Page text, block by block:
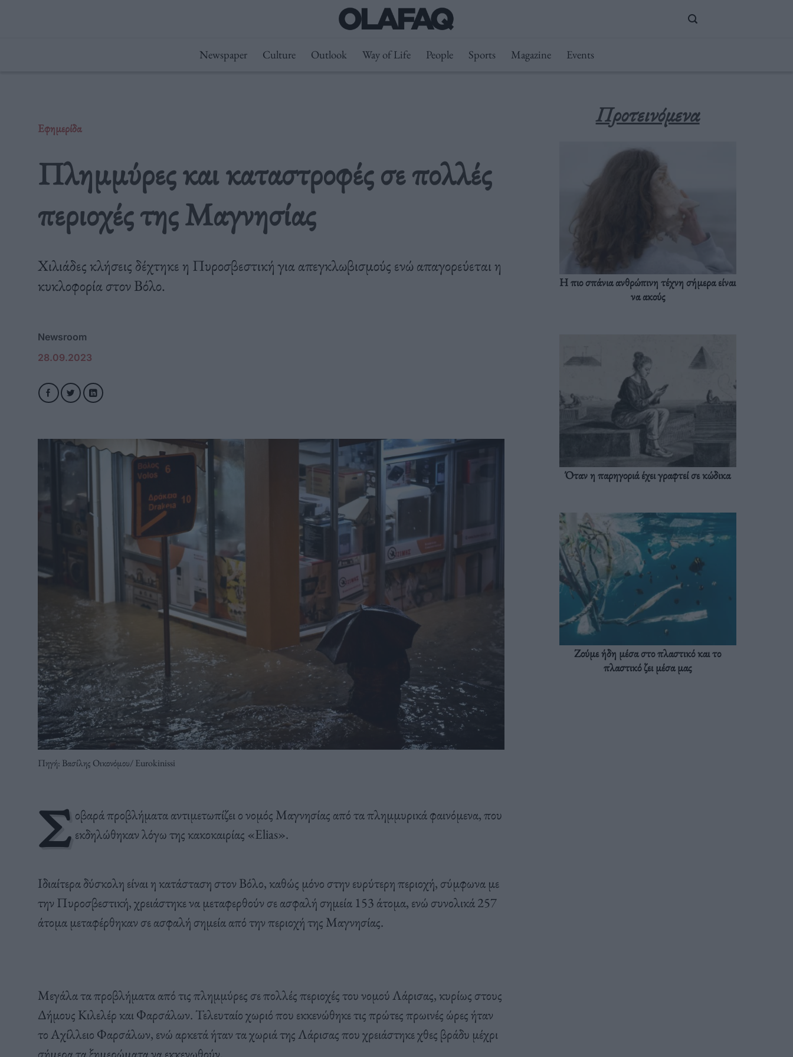
Newspaper Culture Outlook Way of Life People Sports Magazine Events
Εφημερίδα
Πλημμύρες και καταστροφές σε πολλές
περιοχές της Μαγνησίας
Χιλιάδες κλήσεις δέχτηκε η Πυροσβεστική για απεγκλωβισμούς ενώ απαγορεύεται η
κυκλοφορία στον Βόλο.
Newsroom
28.09.2023
Πηγή: Βασίλης Οικονόμου/ Eurokinissi
Σ οβαρά προβλήματα αντιμετωπίζει ο νομός Μαγνησίας από τα πλημμυρικά φαινόμενα, που
εκδηλώθηκαν λόγω της κακοκαιρίας «Elias».
Ιδιαίτερα δύσκολη είναι η κατάσταση στον Βόλο, καθώς μόνο στην ευρύτερη περιοχή, σύμφωνα με
την Πυροσβεστική, χρειάστηκε να μεταφερθούν σε ασφαλή σημεία 153 άτομα, ενώ συνολικά 257
άτομα μεταφέρθηκαν σε ασφαλή σημεία από την περιοχή της Μαγνησίας.
Μεγάλα τα προβλήματα από τις πλημμύρες σε πολλές περιοχές του νομού Λάρισας, κυρίως στους
Δήμους Κιλελέρ και Φαρσάλων. Τελευταίο χωριό που εκκενώθηκε τις πρώτες πρωινές ώρες ήταν
το Αχίλλειο Φαρσάλων, ενώ αρκετά ήταν τα χωριά της Λάρισας που χρειάστηκε χθες βράδυ μέχρι
σήμερα τα ξημερώματα να εκκενωθούν.
Προτεινόμενα
Η πιο σπάνια ανθρώπινη τέχνη σήμερα είναι
να ακούς
Όταν η παρηγοριά έχει γραφτεί σε κώδικα
Ζούμε ήδη μέσα στο πλαστικό και το
πλαστικό ζει μέσα μας